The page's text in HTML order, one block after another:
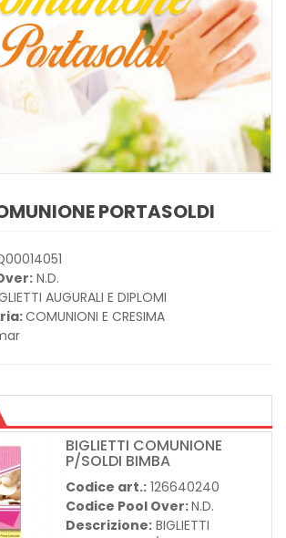
PORTASOLDI
N.D.
AUGURALI E DIPLOMI
COMUNIONI E CRESIMA
BIGLIETTI COMUNIONE
P/SOLDI BIMBA
Codice art.: 126640240
Codice Pool Over:N.D.
Descrizione: BIGLIETTI